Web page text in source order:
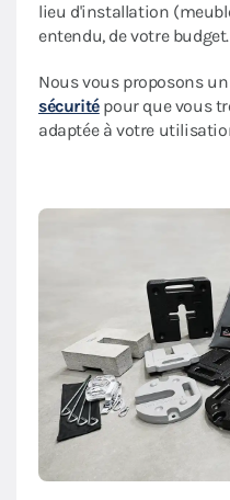
lieu d'installation
entendu, de votre budget.
Nous vous proposons
sécuritépour que vous
adaptée à votre